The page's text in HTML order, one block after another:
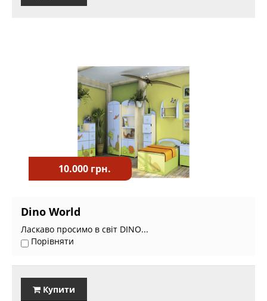
10.000 грн.
Dino World
Ласкаво просимо в світ DINO...
Порівняти
Купити